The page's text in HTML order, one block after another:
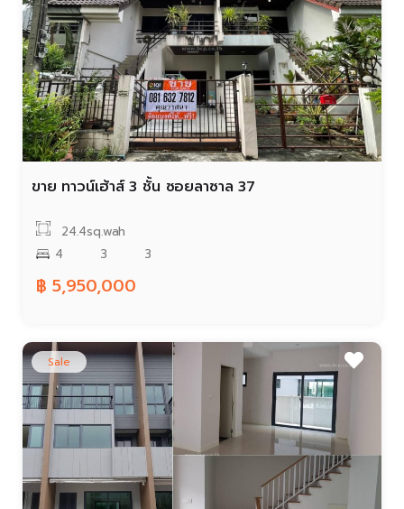
ขาย ทาวน์เฮ้าส์ 3 ชั้น ซอยลาซาล 37
24.4sq.wah
4
3 3
฿ 5,950,000
Sale